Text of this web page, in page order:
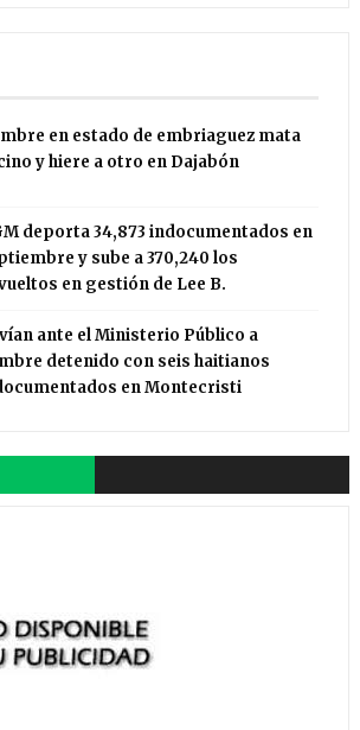
en estado de embriaguez mata
y hiere a otro en Dajabón
deporta 34,873 indocumentados en
y sube a 370,240 los
en gestión de Lee B.
ante el Ministerio Público a
detenido con seis haitianos
en Montecristi